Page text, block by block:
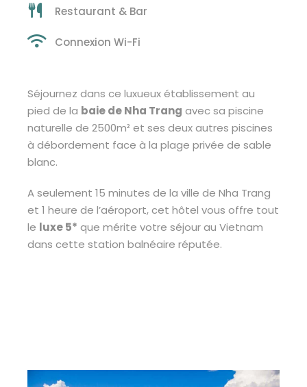
Restaurant & Bar
Connexion Wi-Fi
Séjournez dans ce luxueux établissement au
pied de la baie de Nha Trang avec sa piscine
naturelle de 2500m² et ses deux autres piscines
à débordement face à la plage privée de sable
blanc.
A seulement 15 minutes de la ville de Nha Trang
et 1 heure de l’aéroport, cet hôtel vous offre tout
le luxe 5* que mérite votre séjour au Vietnam
dans cette station balnéaire réputée.